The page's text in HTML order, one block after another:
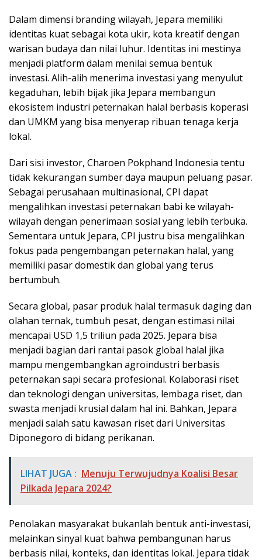
Dalam dimensi branding wilayah, Jepara memiliki
identitas kuat sebagai kota ukir, kota kreatif dengan
warisan budaya dan nilai luhur. Identitas ini mestinya
menjadi platform dalam menilai semua bentuk
investasi. Alih-alih menerima investasi yang menyulut
kegaduhan, lebih bijak jika Jepara membangun
ekosistem industri peternakan halal berbasis koperasi
dan UMKM yang bisa menyerap ribuan tenaga kerja
lokal.
Dari sisi investor, Charoen Pokphand Indonesia tentu
tidak kekurangan sumber daya maupun peluang pasar.
Sebagai perusahaan multinasional, CPI dapat
mengalihkan investasi peternakan babi ke wilayah-
wilayah dengan penerimaan sosial yang lebih terbuka.
Sementara untuk Jepara, CPI justru bisa mengalihkan
fokus pada pengembangan peternakan halal, yang
memiliki pasar domestik dan global yang terus
bertumbuh.
Secara global, pasar produk halal termasuk daging dan
olahan ternak, tumbuh pesat, dengan estimasi nilai
mencapai USD 1,5 triliun pada 2025. Jepara bisa
menjadi bagian dari rantai pasok global halal jika
mampu mengembangkan agroindustri berbasis
peternakan sapi secara profesional. Kolaborasi riset
dan teknologi dengan universitas, lembaga riset, dan
swasta menjadi krusial dalam hal ini. Bahkan, Jepara
menjadi salah satu kawasan riset dari Universitas
Diponegoro di bidang perikanan.
LIHAT JUGA : Menuju Terwujudnya Koalisi Besar
Pilkada Jepara 2024?
Penolakan masyarakat bukanlah bentuk anti-investasi,
melainkan sinyal kuat bahwa pembangunan harus
berbasis nilai, konteks, dan identitas lokal. Jepara tidak